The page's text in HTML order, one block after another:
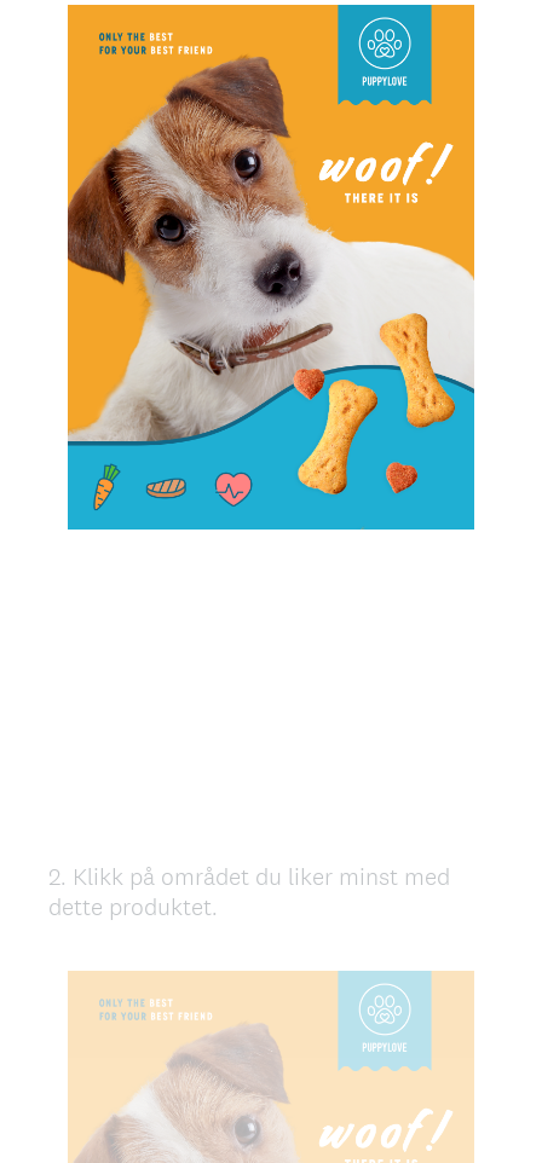
Question
Title
2. Klikk på området du liker minst med
dette produktet.